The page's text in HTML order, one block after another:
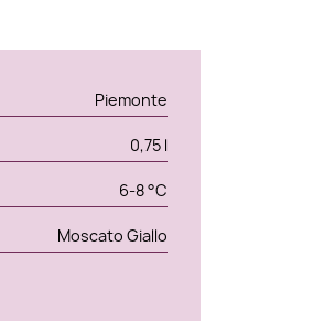
Piemonte
0,75 l
6-8 °C
Moscato Giallo